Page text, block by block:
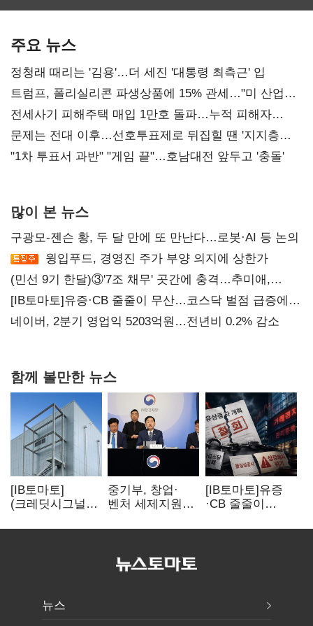
주요 뉴스
정청래 때리는 '김용'…더 세진 '대통령 최측근' 입
트럼프, 폴리실리콘 파생상품에 15% 관세…"미 산업
재건"
전세사기 피해주택 매입 1만호 돌파…누적 피해자
4만278명
문제는 전대 이후…선호투표제로 뒤집힐 땐 '지지층
불복'
"1차 투표서 과반" "게임 끝"…호남대전 앞두고 '충돌'
많이 본 뉴스
구광모-젠슨 황, 두 달 만에 또 만난다…로봇·AI 등 논의
윙입푸드, 경영진 주가 부양 의지에 상한가
(민선 9기 한달)③'7조 채무' 곳간에 충격…추미애,
20년만에 '비상재정' 선언 승부수
[IB토마토]유증·CB 줄줄이 무산…코스닥 벌점 급증에
상폐 압박
네이버, 2분기 영업익 5203억원…전년비 0.2% 감소
함께 볼만한 뉴스
[IB토마토]
(크레딧시그널)
수혜에도
중기부, 창업·
벤처 세제지원
사업승계
[IB토마토]유증
·CB 줄줄이
벌점 급증에 상폐
뉴스